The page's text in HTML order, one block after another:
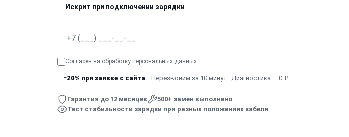
Искрит при подключении зарядки
Согласен на обработку персональных данных
−20% при заявке с сайта Перезвоним за 10 минут · Диагностика — 0 ₽
Гарантия до 12 месяцев
500+ замен выполнено
Тест стабильности зарядки при разных положениях кабеля